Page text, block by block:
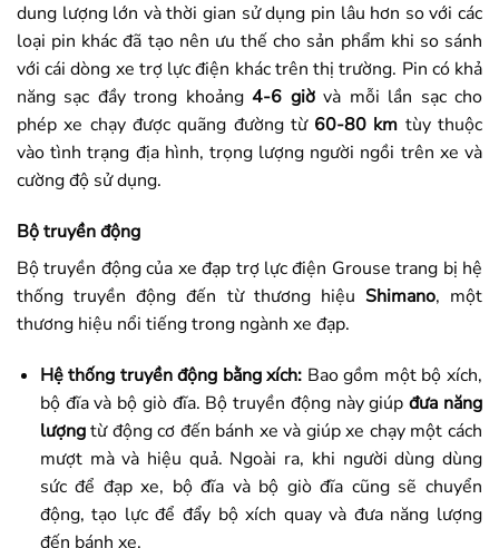
dung lượng lớn và thời gian sử dụng pin lâu hơn so với các
loại pin khác đã tạo nên ưu thế cho sản phẩm khi so sánh
với cái dòng xe trợ lực điện khác trên thị trường. Pin có khả
năng sạc đầy trong khoảng4-6 giờvà mỗi lần sạc cho
phép xe chạy được quãng đường từ 60-80 km tùy thuộc
vào tình trạng địa hình, trọng lượng người ngồi trên xe và
cường độ sử dụng.
Bộ truyền động
Bộ truyền động của xe đạp trợ lực điện Grouse trang bị hệ
thống truyền động đến từ thương hiệu Shimano, một
thương hiệu nổi tiếng trong ngành xe đạp.
Hệ thống truyền động bằng xích: Bao gồm một bộ xích,
bộ đĩa và bộ giò đĩa. Bộ truyền động này giúpđưa năng
lượngtừ động cơ đến bánh xe và giúp xe chạy một cách
mượt mà và hiệu quả. Ngoài ra, khi người dùng dùng
sức để đạp xe, bộ đĩa và bộ giò đĩa cũng sẽ chuyển
động, tạo lực để đẩy bộ xích quay và đưa năng lượng
đến bánh xe.